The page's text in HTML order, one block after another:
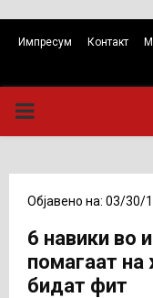
Импресум Контакт
PRIMARY
Објавено на: 03/30/
6 навики во
помагаат на
бидат фит